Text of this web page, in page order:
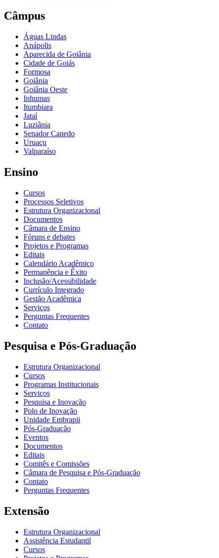
Câmpus
Águas Lindas
Anápolis
Aparecida de Goiânia
Cidade de Goiás
Formosa
Goiânia
Goiânia Oeste
Inhumas
Itumbiara
Jataí
Luziânia
Senador Canedo
Uruaçu
Valparaíso
Ensino
Cursos
Processos Seletivos
Estrutura Organizacional
Documentos
Câmara de Ensino
Fóruns e debates
Projetos e Programas
Editais
Calendário Acadêmico
Permanência e Êxito
Inclusão/Acessibilidade
Currículo Integrado
Gestão Acadêmica
Serviços
Perguntas Frequentes
Contato
Pesquisa e Pós-Graduação
Estrutura Organizacional
Cursos
Programas Institucionais
Serviços
Pesquisa e Inovação
Polo de Inovação
Unidade Embrapii
Pós-Graduação
Eventos
Documentos
Editais
Comitês e Comissões
Câmara de Pesquisa e Pós-Graduação
Contato
Perguntas Frequentes
Extensão
Estrutura Organizacional
Assistência Estudantil
Cursos